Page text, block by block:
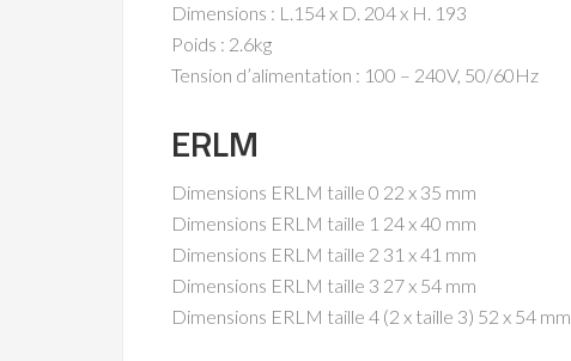
Dimensions : L.154 x D. 204 x H. 193
Poids : 2.6kg
Tension d’alimentation : 100 – 240V, 50/60Hz
ERLM
Dimensions ERLM taille 0 22 x 35 mm
Dimensions ERLM taille 1 24 x 40 mm
Dimensions ERLM taille 2 31 x 41 mm
Dimensions ERLM taille 3 27 x 54 mm
Dimensions ERLM taille 4 (2 x taille 3) 52 x 54 mm